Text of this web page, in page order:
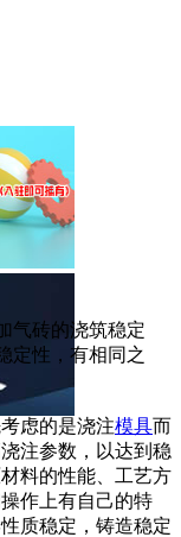
气砖的浇筑稳定
定性，有相同之
虑的是浇注模具而
注参数，以达到稳
料的性能、工艺方
作上有自己的特
质稳定，铸造稳定